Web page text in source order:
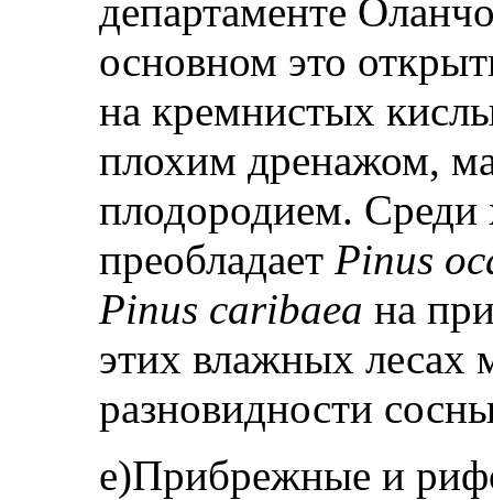
департаменте
основном это
на кремнистых
плохим дренажом,
плодородием. Среди
преобладает Pinus
Pinus caribaea на
этих влажных лесах
разновидно­сти
e)Прибрежные и